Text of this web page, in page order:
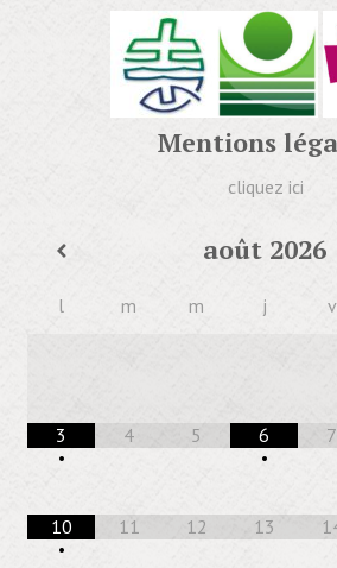
Mentions
cliquez ici
août 2026
l m m j v
3
•
4 5
6
•
7
10
•
11 12 13